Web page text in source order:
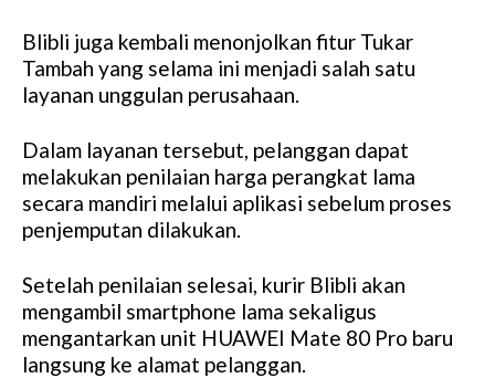
Blibli juga kembali menonjolkan fitur Tukar
Tambah yang selama ini menjadi salah satu
layanan unggulan perusahaan.
Dalam layanan tersebut, pelanggan dapat
melakukan penilaian harga perangkat lama
secara mandiri melalui aplikasi sebelum proses
penjemputan dilakukan.
Setelah penilaian selesai, kurir Blibli akan
mengambil smartphone lama sekaligus
mengantarkan unit HUAWEI Mate 80 Pro baru
langsung ke alamat pelanggan.